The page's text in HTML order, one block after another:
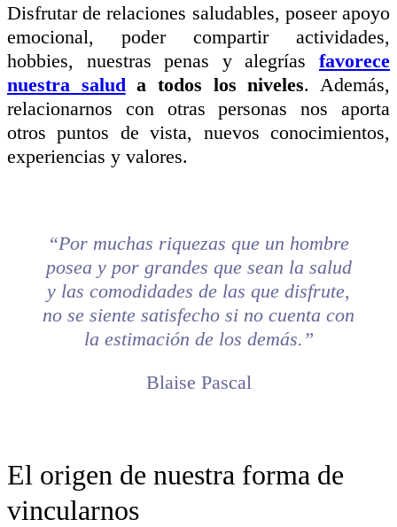
Disfrutar de relaciones saludables, poseer apoyo
emocional, poder compartir actividades,
hobbies, nuestras penas y alegrías favorece
nuestra salud a todos los niveles. Además,
relacionarnos con otras personas nos aporta
otros puntos de vista, nuevos conocimientos,
experiencias y valores.
“Por muchas riquezas que un hombre
posea y por grandes que sean la salud
y las comodidades de las que disfrute,
no se siente satisfecho si no cuenta con
la estimación de los demás.”
Blaise Pascal
El origen de nuestra forma de
vincularnos